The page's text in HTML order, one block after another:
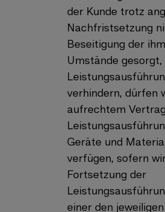
der Kunde trotz
Nachfristsetzung
Beseitigung der
Umstände gesorgt,
verhindern, dürfen
aufrechtem
Geräte und
verfügen, sofern
Fortsetzung der
einer den